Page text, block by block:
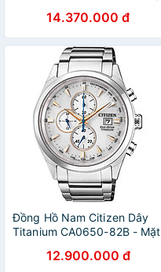
14.370.000 đ
Đồng Hồ Nam Citizen Dây
Titanium CA0650-82B - Mặt
12.900.000 đ